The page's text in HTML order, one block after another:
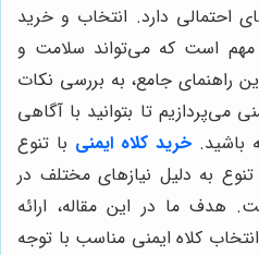
احتمالی دارد. انتخاب و خرید
مهم است که می‌تواند سلامت و
راهنمای جامع، به بررسی نکات
می‌پردازیم تا بتوانید با آگاهی
باشید. خرید کلاه ایمنی با تنوع
به دلیل نیازهای مختلف در
هدف ما در این مقاله، ارائه
کلاه ایمنی مناسب با توجه